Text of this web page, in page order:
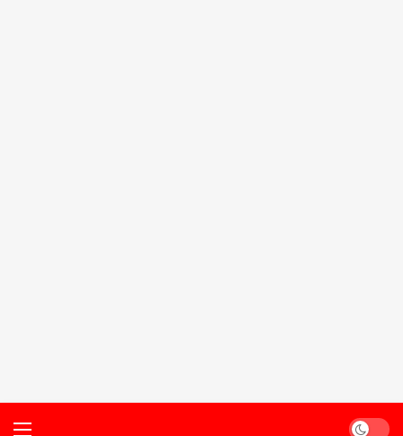
Dark